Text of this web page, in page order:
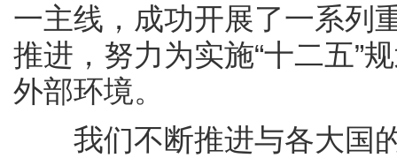
一主线，成功开展了一系列
推进，努力为实施“十二五”
外部环境。
我们不断推进与各大国的